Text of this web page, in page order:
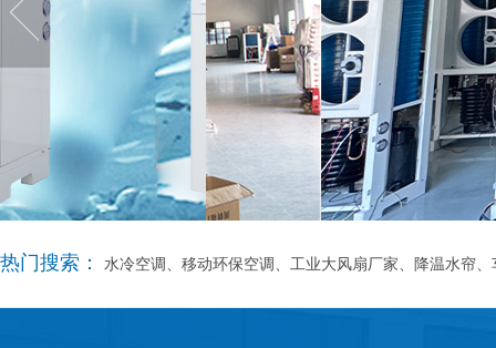
热门搜索： 水冷空调、移动环保空调、工业大风扇厂家、降温水帘